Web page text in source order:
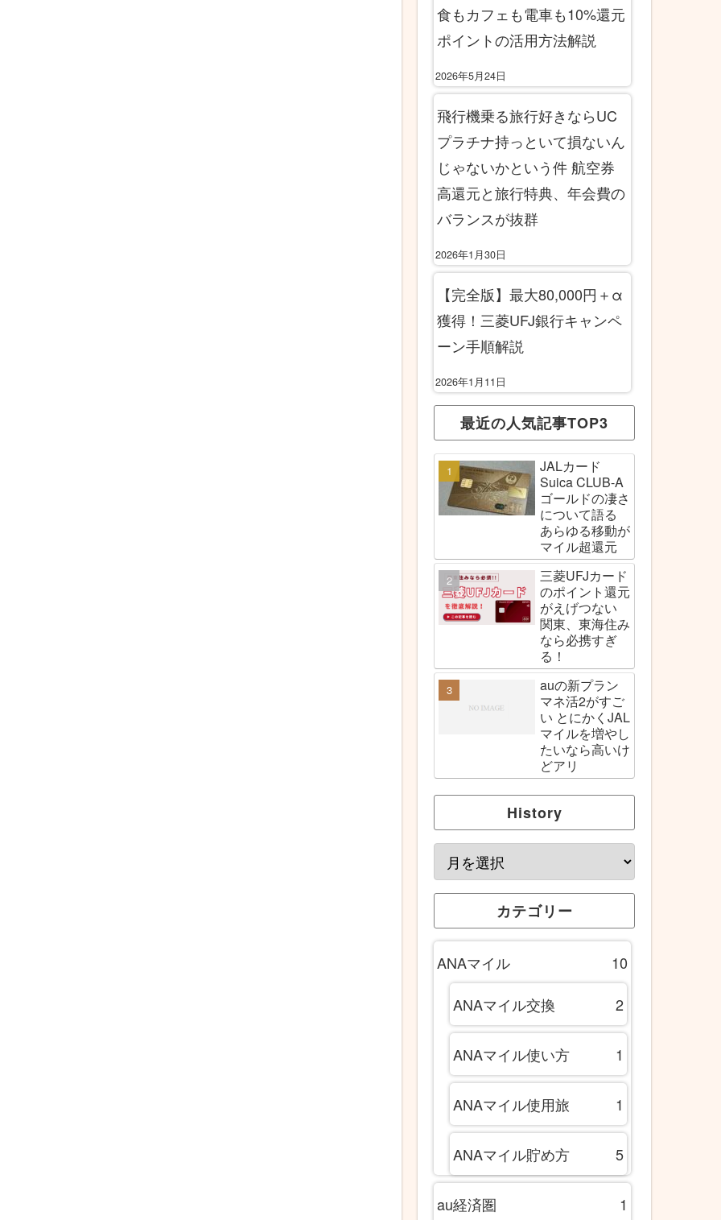
食もカフェも電車も10%還元
ポイントの活用方法解説
2026年5月24日
飛行機乗る旅行好きならUC
プラチナ持っといて損ないん
じゃないかという件 航空券
高還元と旅行特典、年会費の
バランスが抜群
2026年1月30日
【完全版】最大80,000円＋α
獲得！三菱UFJ銀行キャンペ
ーン手順解説
2026年1月11日
最近の人気記事TOP3
JALカード
Suica CLUB-A
ゴールドの凄さ
について語る
あらゆる移動が
マイル超還元
三菱UFJカード
のポイント還元
がえげつない
関東、東海住み
なら必携すぎ
る！
auの新プラン
マネ活2がすご
い とにかくJAL
マイルを増やし
たいなら高いけ
どアリ
History
カテゴリー
ANAマイル
10
ANAマイル交換
2
ANAマイル使い方 1
ANAマイル使用旅 1
ANAマイル貯め方 5
au経済圏 1